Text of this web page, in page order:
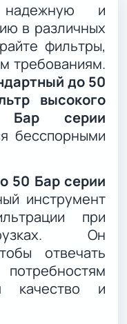
надежную и
в различных
фильтры,
требованиям.
до 50
высокого
серии
бесспорными
50 Бар серии
инструмент
при
Он
отвечать
качество и